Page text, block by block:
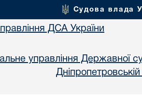
Судова влада
ДСА України
управління Державної